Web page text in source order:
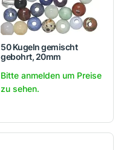
50 Kugeln gemischt
gebohrt, 20mm
Bitte anmelden um Preise
zu sehen.